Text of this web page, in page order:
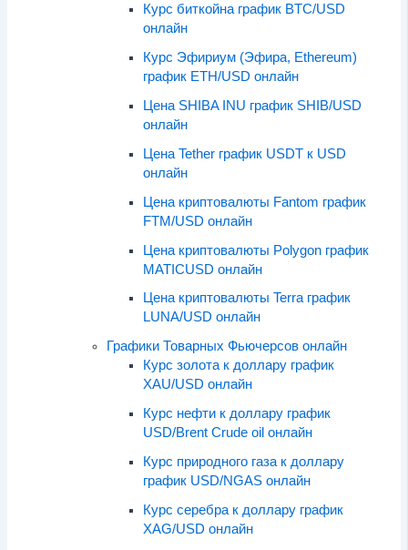
Курс биткойна график BTC/USD
онлайн
Курс Эфириум (Эфира, Ethereum)
график ETH/USD онлайн
Цена SHIBA INU график SHIB/USD
онлайн
Цена Tether график USDT к USD
онлайн
Цена криптовалюты Fantom график
FTM/USD онлайн
Цена криптовалюты Polygon график
MATICUSD онлайн
Цена криптовалюты Terra график
LUNA/USD онлайн
Графики Товарных Фьючерсов онлайн
Курс золота к доллару график
XAU/USD онлайн
Курс нефти к доллару график
USD/Brent Crude oil онлайн
Курс природного газа к доллару
график USD/NGAS онлайн
Курс серебра к доллару график
XAG/USD онлайн